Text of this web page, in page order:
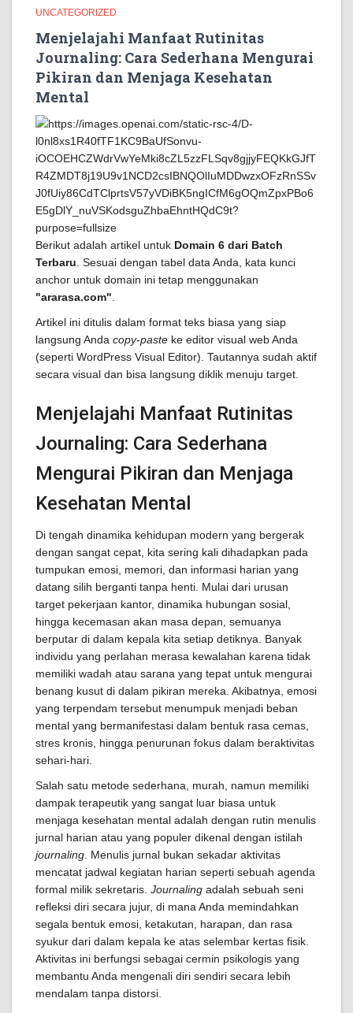
UNCATEGORIZED
Menjelajahi Manfaat Rutinitas
Journaling: Cara Sederhana Mengurai
Pikiran dan Menjaga Kesehatan
Mental
Berikut adalah artikel untuk Domain 6 dari Batch
Terbaru . Sesuai dengan tabel data Anda, kata kunci
anchor untuk domain ini tetap menggunakan
"ararasa.com"
Artikel ini ditulis dalam format teks biasa yang siap
langsung Anda copy-paste ke editor visual web Anda
(seperti WordPress Visual Editor). Tautannya sudah aktif
secara visual dan bisa langsung diklik menuju target.
Menjelajahi Manfaat Rutinitas
Journaling: Cara Sederhana
Mengurai Pikiran dan Menjaga
Kesehatan Mental
Di tengah dinamika kehidupan modern yang bergerak
dengan sangat cepat, kita sering kali dihadapkan pada
tumpukan emosi, memori, dan informasi harian yang
datang silih berganti tanpa henti. Mulai dari urusan
target pekerjaan kantor, dinamika hubungan sosial,
hingga kecemasan akan masa depan, semuanya
berputar di dalam kepala kita setiap detiknya. Banyak
individu yang perlahan merasa kewalahan karena tidak
memiliki wadah atau sarana yang tepat untuk mengurai
benang kusut di dalam pikiran mereka. Akibatnya, emosi
yang terpendam tersebut menumpuk menjadi beban
mental yang bermanifestasi dalam bentuk rasa cemas,
stres kronis, hingga penurunan fokus dalam beraktivitas
sehari-hari.
Salah satu metode sederhana, murah, namun memiliki
dampak terapeutik yang sangat luar biasa untuk
menjaga kesehatan mental adalah dengan rutin menulis
jurnal harian atau yang populer dikenal dengan istilah
journaling . Menulis jurnal bukan sekadar aktivitas
mencatat jadwal kegiatan harian seperti sebuah agenda
formal milik sekretaris. Journaling adalah sebuah seni
refleksi diri secara jujur, di mana Anda memindahkan
segala bentuk emosi, ketakutan, harapan, dan rasa
syukur dari dalam kepala ke atas selembar kertas fisik.
Aktivitas ini berfungsi sebagai cermin psikologis yang
membantu Anda mengenali diri sendiri secara lebih
mendalam tanpa distorsi.